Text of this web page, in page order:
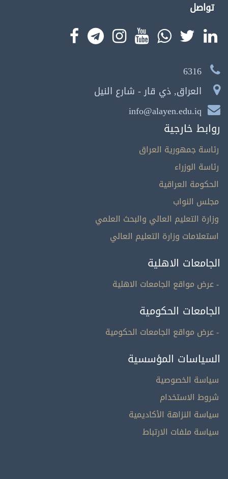
تواصل
6316
العراق, ذي قار - شارع النيل
info@alayen.edu.iq
روابط خارجية
رئاسة جمهورية العراق
رئاسة الوزراء
الحكومة العراقية
مجلس النواب
وزارة التعليم العالي والبحث العلمي
استعلامات وزارة التعليم العالي
الجامعات الاهلية
- عرض مواقع الجامعات الاهلية
الجامعات الحكومية
- عرض مواقع الجامعات الحكومية
السياسات المؤسسية
سياسة الخصوصية
شروط الاستخدام
سياسة النزاهة الأكاديمية
سياسة ملفات الارتباط